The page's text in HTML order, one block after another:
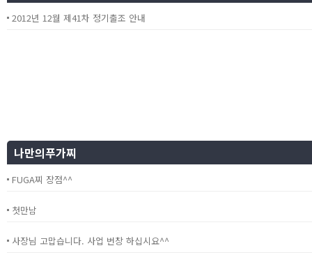
2012년 12월 제41차 정기출조 안내
나만의푸가찌
FUGA찌 장점^^
첫만남
사장님 고맙습니다. 사업 번창 하십시요^^